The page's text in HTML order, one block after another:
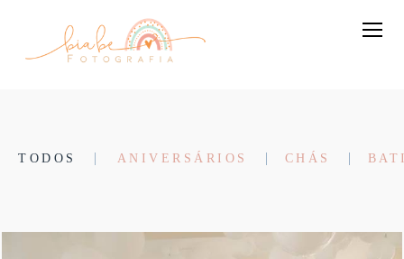
TODOS ANIVERSÁRIOS CHÁS